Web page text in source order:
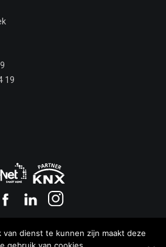
19
Privacy|Cookies
van dienst te kunnen zijn maakt deze